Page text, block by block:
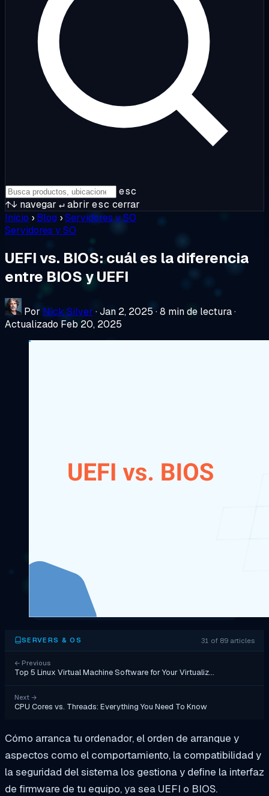
esc
↑↓ navegar ↵abrir esc cerrar
Inicio › Blog ›Servidores y SO
Servidores y SO
UEFI vs. BIOS: cuál es la diferencia
entre BIOS y UEFI
Por Nick Silver ·Jan 2, 2025·8 min de lectura·
Actualizado Feb 20, 2025
SERVERS & OS 31 of 89 articles
← Previous
Top 5 Linux Virtual Machine Software for Your Virtualiz…
Next →
CPU Cores vs. Threads: Everything You Need To Know
Cómo arranca tu ordenador, el orden de arranque y
aspectos como el comportamiento, la compatibilidad y
la seguridad del sistema los gestiona y define la interfaz
de firmware de tu equipo, ya sea UEFI o BIOS.